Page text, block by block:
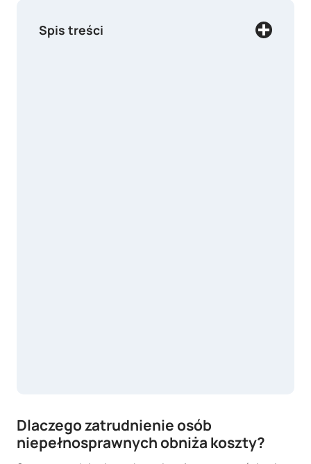
Spis treści
Dlaczego zatrudnienie osób
niepełnosprawnych obniża koszty?